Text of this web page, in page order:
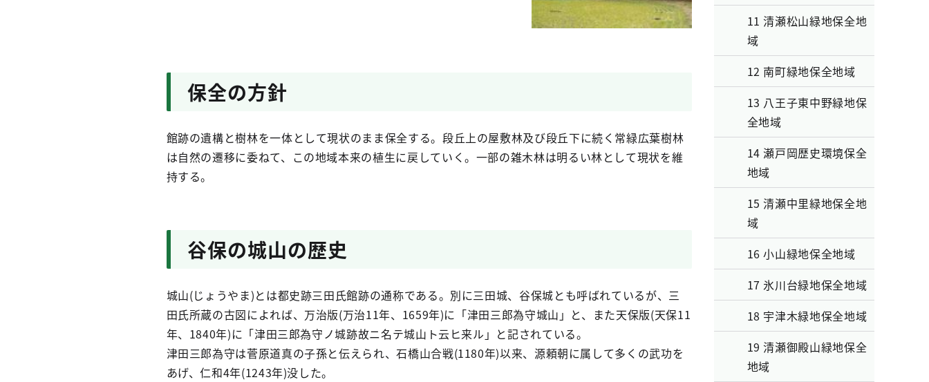
保全の方針
館跡の遺構と樹林を一体として現状のまま保全する。段丘上の屋敷林及び段丘下に続く常緑広葉樹林
は自然の遷移に委ねて、この地域本来の植生に戻していく。一部の雑木林は明るい林として現状を維
持する。
谷保の城山の歴史
城山(じょうやま)とは都史跡三田氏館跡の通称である。別に三田城、谷保城とも呼ばれているが、三
田氏所蔵の古図によれば、万治版(万治11年、1659年)に「津田三郎為守城山」と、また天保版(天保11
年、1840年)に「津田三郎為守ノ城跡故ニ名テ城山ト云ヒ来ル」と記されている。
津田三郎為守は菅原道真の子孫と伝えられ、石橋山合戦(1180年)以来、源頼朝に属して多くの武功を
あげ、仁和4年(1243年)没した。
11 清瀬松山緑地保全地
域
12 南町緑地保全地域
13 八王子東中野緑地保
全地域
14 瀬戸岡歴史環境保全
地域
15 清瀬中里緑地保全地
域
16 小山緑地保全地域
17 氷川台緑地保全地域
18 宇津木緑地保全地域
19 清瀬御殿山緑地保全
地域